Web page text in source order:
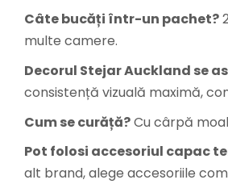
Câte bucăți într-un pachet?
multe camere.
Decorul Stejar Auckland se
consistență vizuală maximă,
Cum se curăță?Cu cârpă
Pot folosi accesoriul capac
alt brand, alege accesoriile